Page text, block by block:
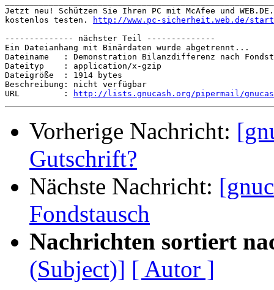
Jetzt neu! Schützen Sie Ihren PC mit McAfee und
kostenlos testen.
http://www.pc-sicherheit.web.de/
-------------- nächster Teil --------------
Ein Dateianhang mit Binärdaten wurde abgetrennt...
Dateiname   : Demonstration Bilanzdifferenz nach
Dateityp    : application/x-gzip
Dateigröße  : 1914 bytes
Beschreibung: nicht verfügbar
URL         :
http://lists.gnucash.org/pipermail/
Vorherige Nachricht:
Gutschrift?
Nächste Nachricht:
Fondstausch
Nachrichten sortiert
(Subject)] [ Autor ]